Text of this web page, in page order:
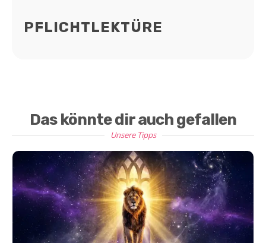
PFLICHTLEKTÜRE
Das könnte dir auch gefallen
Unsere Tipps